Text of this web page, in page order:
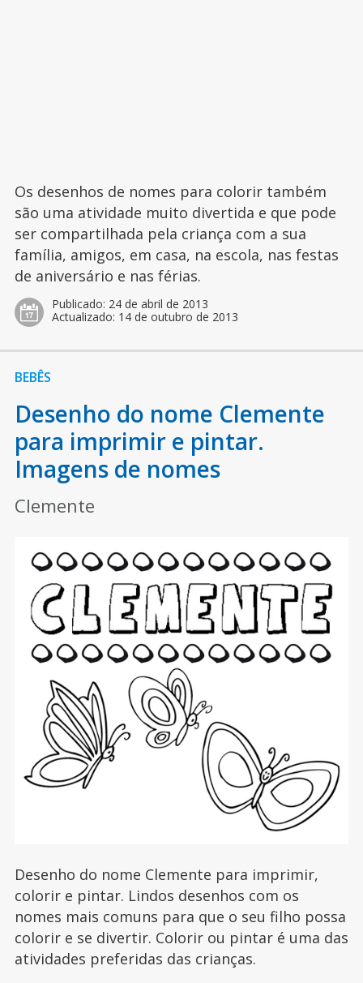
Os desenhos de nomes para colorir também
são uma atividade muito divertida e que pode
ser compartilhada pela criança com a sua
família, amigos, em casa, na escola, nas festas
de aniversário e nas férias.
Publicado: 24 de abril de 2013
Actualizado: 14 de outubro de 2013
BEBÊS
Desenho do nome Clemente
para imprimir e pintar.
Imagens de nomes
Clemente
Desenho do nome Clemente para imprimir,
colorir e pintar. Lindos desenhos com os
nomes mais comuns para que o seu filho possa
colorir e se divertir. Colorir ou pintar é uma das
atividades preferidas das crianças.